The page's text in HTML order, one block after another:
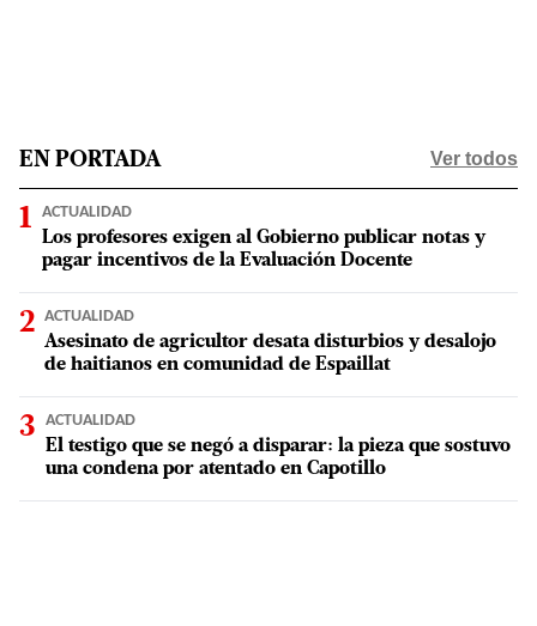
EN PORTADA Ver todos
ACTUALIDAD
Los profesores exigen al Gobierno publicar notas y
pagar incentivos de la Evaluación Docente
ACTUALIDAD
Asesinato de agricultor desata disturbios y desalojo
de haitianos en comunidad de Espaillat
ACTUALIDAD
El testigo que se negó a disparar: la pieza que sostuvo
una condena por atentado en Capotillo